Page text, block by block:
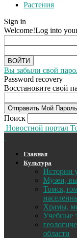
Растения
Sign in
Welcome!Log into
Вы забыли свой
Password recovery
Восстановите свой
Поиск
Новостной портал
Главная
Культура
Истории
Музеи,
Храмы,
Учебные
области